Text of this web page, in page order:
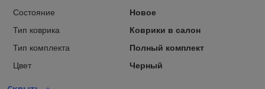
Состояние
Новое
Тип коврика
Коврики в салон
Тип комплекта
Полный комплект
Цвет
Черный